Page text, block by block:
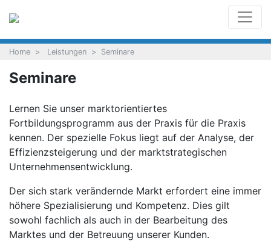
Home Leistungen Seminare
Seminare
Lernen Sie unser marktorientiertes
Fortbildungsprogramm aus der Praxis für die Praxis
kennen. Der spezielle Fokus liegt auf der Analyse, der
Effizienzsteigerung und der marktstrategischen
Unternehmensentwicklung.
Der sich stark verändernde Markt erfordert eine immer
höhere Spezialisierung und Kompetenz. Dies gilt
sowohl fachlich als auch in der Bearbeitung des
Marktes und der Betreuung unserer Kunden.